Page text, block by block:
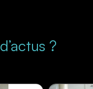
d’actus ?